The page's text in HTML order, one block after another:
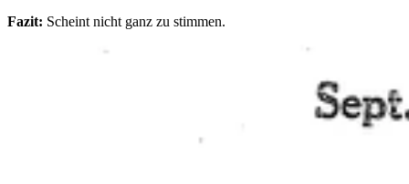
Fazit: Scheint nicht ganz zu stimmen.